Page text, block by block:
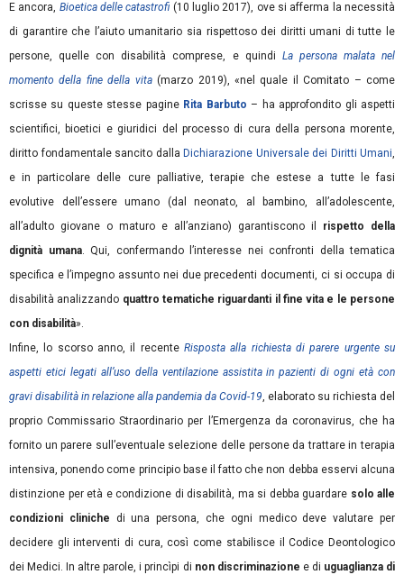
E ancora, Bioetica delle catastrofi (10 luglio 2017), ove si afferma la necessità
di garantire che l’aiuto umanitario sia rispettoso dei diritti umani di tutte le
persone, quelle con disabilità comprese, e quindi La persona malata nel
momento della fine della vita(marzo 2019), «nel quale il Comitato – come
scrisse su queste stesse pagine Rita Barbuto – ha approfondito gli aspetti
scientifici, bioetici e giuridici del processo di cura della persona morente,
diritto fondamentale sancito dalla Dichiarazione Universale dei Diritti Umani,
e in particolare delle cure palliative, terapie che estese a tutte le fasi
evolutive dell’essere umano (dal neonato, al bambino, all’adolescente,
all’adulto giovane o maturo e all’anziano) garantiscono il rispetto della
dignità umana. Qui, confermando l’interesse nei confronti della tematica
specifica e l’impegno assunto nei due precedenti documenti, ci si occupa di
disabilità analizzando quattro tematiche riguardanti il fine vita e le persone
con disabilità».
Infine, lo scorso anno, il recente Risposta alla richiesta di parere urgente su
aspetti etici legati all’uso della ventilazione assistita in pazienti di ogni età con
gravi disabilità in relazione alla pandemia da Covid-19, elaborato su richiesta del
proprio Commissario Straordinario per l’Emergenza da coronavirus, che ha
fornito un parere sull’eventuale selezione delle persone da trattare in terapia
intensiva, ponendo come principio base il fatto che non debba esservi alcuna
distinzione per età e condizione di disabilità, ma si debba guardare solo alle
condizioni cliniche di una persona, che ogni medico deve valutare per
decidere gli interventi di cura, così come stabilisce il Codice Deontologico
dei Medici. In altre parole, i princìpi di non discriminazione e di uguaglianza di